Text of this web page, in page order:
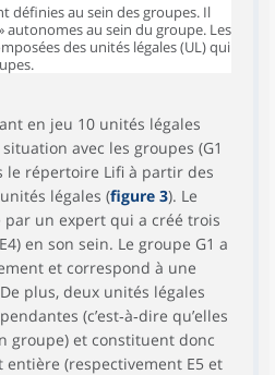
définies au sein des groupes. Il
autonomes au sein du groupe. Les
des unités légales (UL) qui
en jeu 10 unités légales
avec les groupes (G1
le répertoire Lifi à partir des
légales (figure 3). Le
par un expert qui a créé trois
en son sein. Le groupe G1 a
et correspond à une
plus, deux unités légales
(c’est‑à‑dire qu’elles
groupe) et constituent donc
(respectivement E5 et